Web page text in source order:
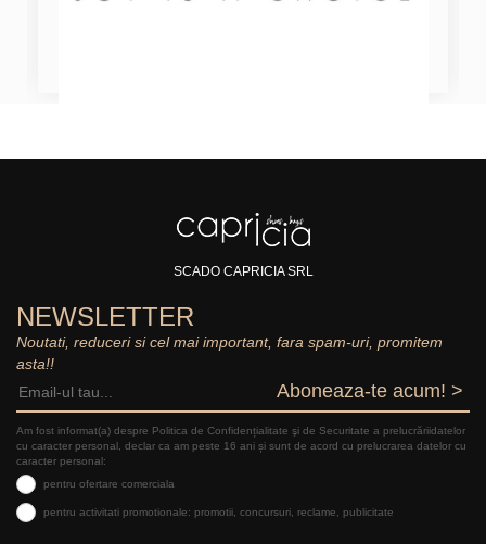
SCADO CAPRICIA SRL
NEWSLETTER
Noutati, reduceri si cel mai important, fara spam-uri, promitem
asta!!
Aboneaza-te acum! >
Am fost informat(a) despre Politica de Confidențialitate şi de Securitate a prelucrăriidatelor
cu caracter personal, declar ca am peste 16 ani și sunt de acord cu prelucrarea datelor cu
caracter personal:
pentru ofertare comerciala
pentru activitati promotionale: promotii, concursuri, reclame, publicitate